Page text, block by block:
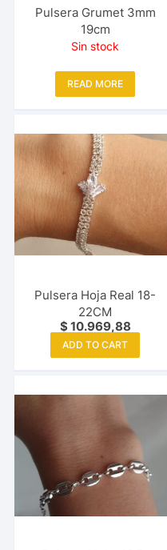
Pulsera Grumet 3mm
19cm
Sin stock
READ MORE
Pulsera Hoja Real 18-
22CM
$10.969,88
ADD TO CART